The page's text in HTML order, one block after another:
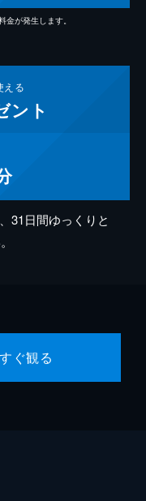
が発生します。
える
ント
31日間ゆっくりと
ぐ観る